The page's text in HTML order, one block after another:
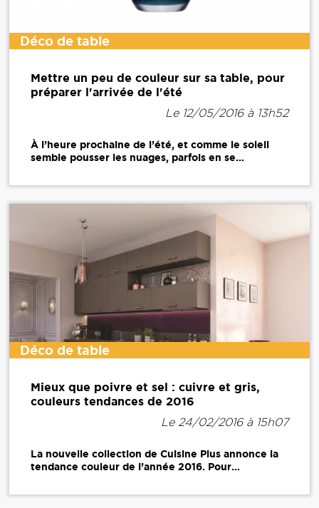
Déco de table
Mettre un peu de couleur sur sa table, pour
préparer l'arrivée de l'été
Le 12/05/2016 à 13h52
À l’heure prochaine de l’été, et comme le soleil
semble pousser les nuages, parfois en se...
Déco de table
Mieux que poivre et sel : cuivre et gris,
couleurs tendances de 2016
Le 24/02/2016 à 15h07
La nouvelle collection de Cuisine Plus annonce la
tendance couleur de l’année 2016. Pour...